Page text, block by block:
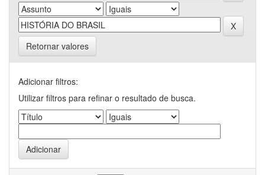
Retornar valores
Adicionar filtros:
Utilizar filtros para refinar o resultado de busca.